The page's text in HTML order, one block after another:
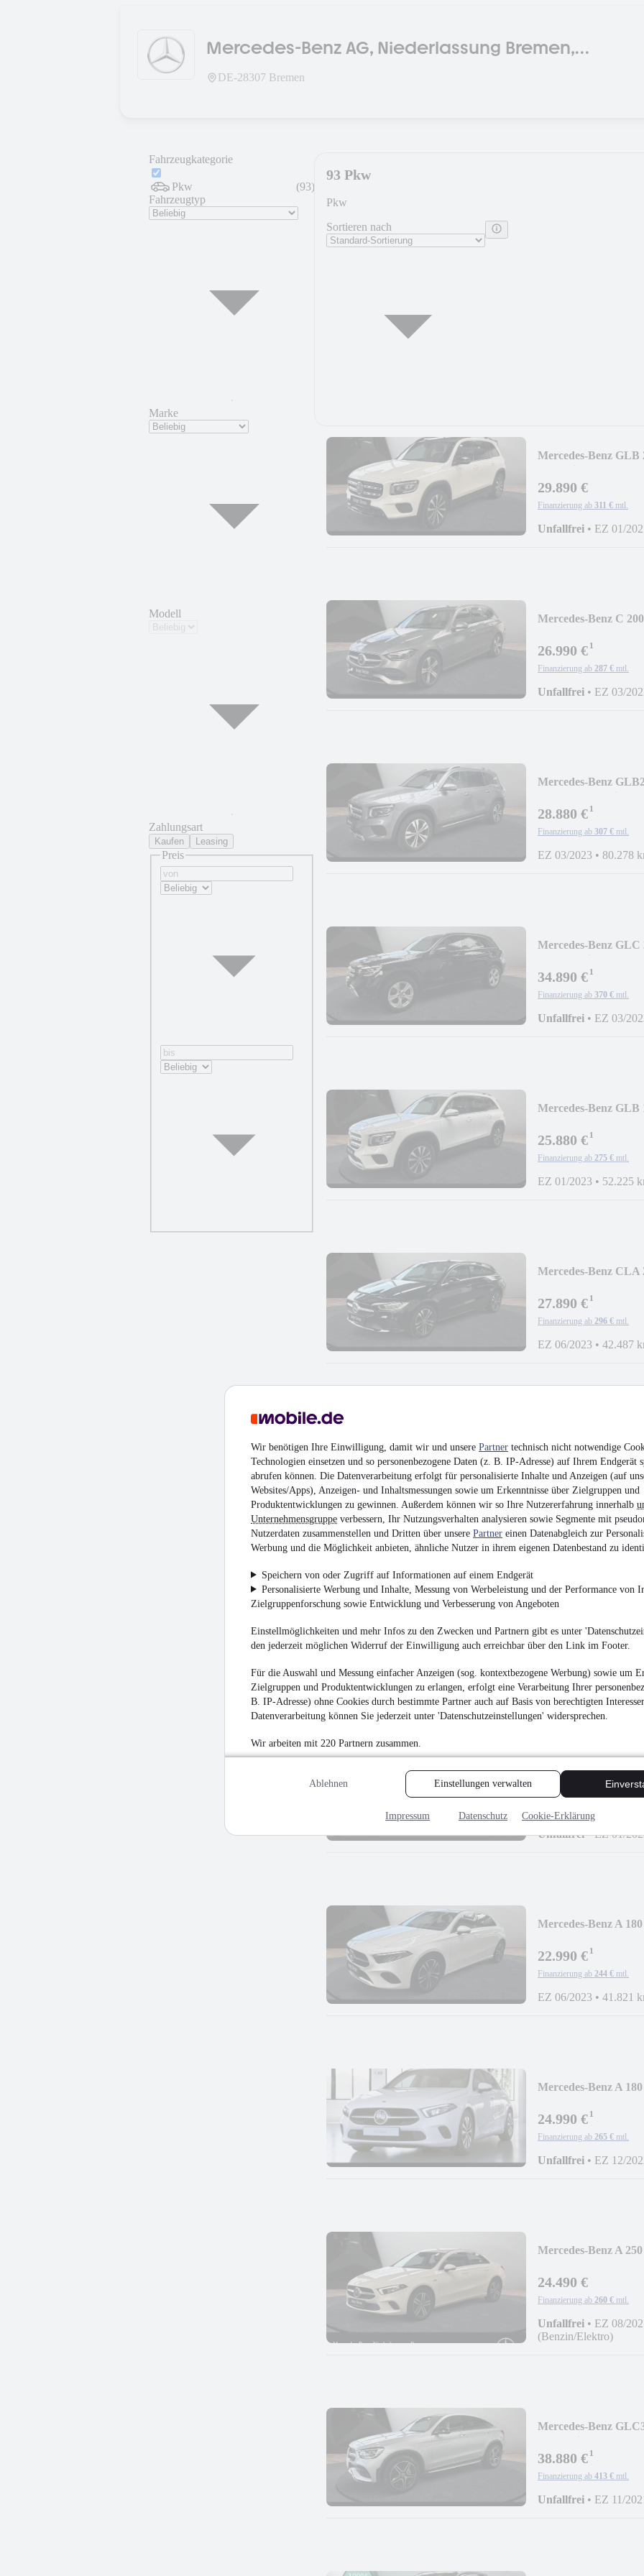
Wir benötigen Ihre Einwilligung, damit wir und unsere Partner technisch nicht notwendige
Technologien einsetzen und so personenbezogene Daten (z. B. IP-Adresse) auf Ihrem Endgerät
abrufen können. Die Datenverarbeitung erfolgt für personalisierte Inhalte und Anzeigen (auf
Websites/Apps), Anzeigen- und Inhaltsmessungen sowie um Erkenntnisse über Zielgruppen und
Produktentwicklungen zu gewinnen. Außerdem können wir so Ihre Nutzererfahrung innerhalb
Unternehmensgruppe verbessern, Ihr Nutzungsverhalten analysieren sowie Segmente mit
Nutzerdaten zusammenstellen und Dritten über unsere Partner einen Datenabgleich zur
Werbung und die Möglichkeit anbieten, ähnliche Nutzer in ihrem eigenen Datenbestand zu
Speichern von oder Zugriff auf Informationen auf einem Endgerät
Personalisierte Werbung und Inhalte, Messung von Werbeleistung und der Performance von
Zielgruppenforschung sowie Entwicklung und Verbesserung von Angeboten
Einstellmöglichkeiten und mehr Infos zu den Zwecken und Partnern gibt es unter
den jederzeit möglichen Widerruf der Einwilligung auch erreichbar über den Link im Footer.
Für die Auswahl und Messung einfacher Anzeigen (sog. kontextbezogene Werbung) sowie um
Zielgruppen und Produktentwicklungen zu erlangen, erfolgt eine Verarbeitung Ihrer
B. IP-Adresse) ohne Cookies durch bestimmte Partner auch auf Basis von berechtigten
Datenverarbeitung können Sie jederzeit unter 'Datenschutzeinstellungen' widersprechen.
Wir arbeiten mit 220 Partnern zusammen.
Ablehnen Einstellungen verwalten
Impressum Datenschutz Cookie-Erklärung
Mercedes-Benz AG, Niederlassung Bremen,
Gebrauchtwagen
DE-28307 Bremen
Fahrzeugkategorie
Pkw (93)
Fahrzeugtyp
Marke
Modell
Zahlungsart
Kaufen Leasing
Preis
93 Pkw
Pkw
Sortieren nach
Mercedes-Benz GLB
29.890 €
Finanzierung ab 311 € mtl.
Unfallfrei • EZ 01/
Mercedes-Benz C
26.990 €¹
Finanzierung ab 287 € mtl.
Unfallfrei • EZ 03/
Mercedes-Benz
28.880 €¹
Finanzierung ab 307 € mtl.
EZ 03/2023 • 80.278
Mercedes-Benz GLC
34.890 €¹
Finanzierung ab 370 € mtl.
Unfallfrei • EZ 03/
Mercedes-Benz GLB
25.880 €¹
Finanzierung ab 275 € mtl.
EZ 01/2023 • 52.225
Mercedes-Benz CLA
27.890 €¹
Finanzierung ab 296 € mtl.
EZ 06/2023 • 42.487
Prog/Pano/360°/
28.890 €¹
307 €
EZ 06/2023•38.439
Mercedes-Benz GLA
31.990 €¹
Finanzierung ab 340 € mtl.
EZ 03/2023 •56.392
Mercedes-Benz GLB
Style/LED/AHK/
27.490 €
Finanzierung ab
Unfallfrei•EZ 01/
Mercedes-Benz A
22.990 €¹
Finanzierung ab 244 € mtl.
EZ 06/2023 • 41.821
Mercedes-Benz A
24.990 €¹
Finanzierung ab 265 € mtl.
Unfallfrei • EZ 12/
Mercedes-Benz A
24.490 €
Finanzierung ab 260 € mtl.
Unfallfrei • EZ 08/
(Benzin/Elektro)
Mercedes-Benz
38.880 €¹
Finanzierung ab 413 € mtl.
Unfallfrei • EZ 11/